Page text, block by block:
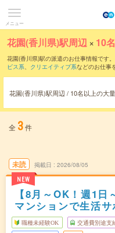
メニュー
花園(香川県)駅周辺 × 10
花園(香川県)駅の派遣のお仕事情報です。
ビス系、 クリエイティブ系などのお仕事
花園(香川県)駅周辺 / 10名以上の大
全 3件
未読
NEW
掲載日 2026/08/05
【8月～OK！週1
マンションで生活
職種未経験OK 交通費別途支